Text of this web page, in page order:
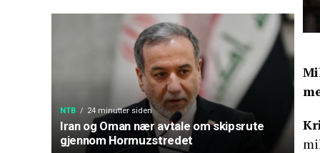
NTB 24 minutter siden
Iran og Oman nær avtale om skipsrute
gjennom Hormuzstredet